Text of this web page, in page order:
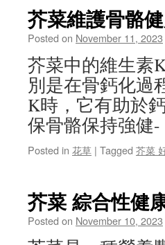
降
低
心
病
風
險
芥菜維護骨骼
Posted on November 11, 2023
芥菜中的維生素
別是在骨鈣化過
K時，它有助於
保骨骼保持強健-
Posted in 花草 | Tagged 芥菜
芥菜 綜合性健
Posted on November 10, 2023